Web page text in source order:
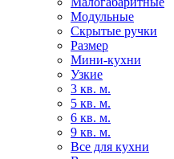
Модульные
Скрытые ручки
Размер
Мини-кухни
Узкие
3 кв. м.
5 кв. м.
6 кв. м.
9 кв. м.
Все для кухни